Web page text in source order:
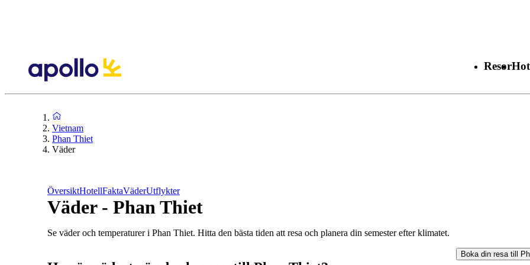
Resor
Vietnam
Phan Thiet
Väder
ÖversiktHotellFaktaVäderUtflykter
Väder - Phan Thiet
Se väder och temperaturer i Phan Thiet. Hitta den bästa tiden att resa och planera din semester efter klimatet.
Boka din resa till